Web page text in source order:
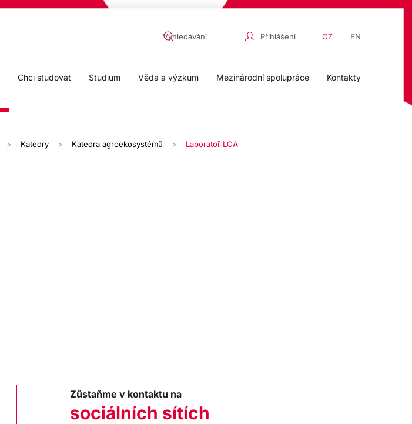
Přihlášení CZ EN
Chci studovat Studium Věda a výzkum Mezinárodní spolupráce Kontakty
Katedry Katedra agroekosystémů Laboratoř LCA
Zůstaňme v kontaktu na
sociálních sítích